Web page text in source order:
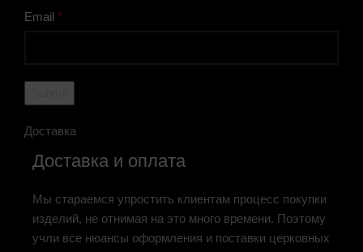
Email *
Доставка
Доставка и оплата
Мы стараемся упростить клиентам процесс покупки
изделий, не отнимая на это много времени. Поэтому
учли все нюансы оформления и поставки церковных